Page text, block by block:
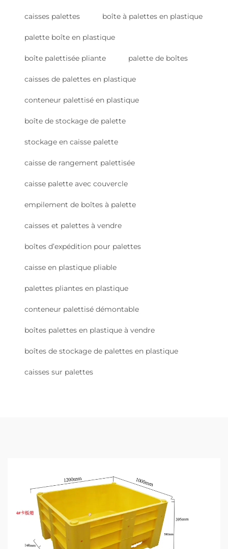
caisses palettes boîte à palettes en plastique
palette boîte en plastique
boîte palettisée pliante palette de boîtes
caisses de palettes en plastique
conteneur palettisé en plastique
boîte de stockage de palette
stockage en caisse palette
caisse de rangement palettisée
caisse palette avec couvercle
empilement de boîtes à palette
caisses et palettes à vendre
boîtes d’expédition pour palettes
caisse en plastique pliable
palettes pliantes en plastique
conteneur palettisé démontable
boîtes palettes en plastique à vendre
boîtes de stockage de palettes en plastique
caisses sur palettes